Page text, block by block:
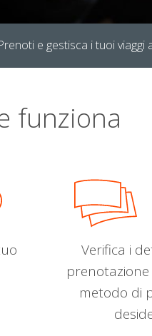
e gestisca i tuoi
funziona
Verifica i
prenotazione
metodo di